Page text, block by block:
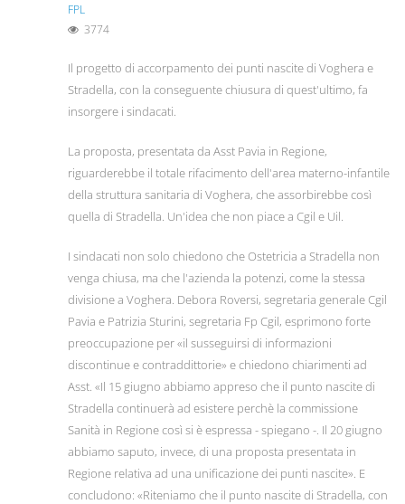
FPL
3774
Il progetto di accorpamento dei punti nascite di Voghera e
Stradella, con la conseguente chiusura di quest'ultimo, fa
insorgere i sindacati.
La proposta, presentata da Asst Pavia in Regione,
riguarderebbe il totale rifacimento dell'area materno-infantile
della struttura sanitaria di Voghera, che assorbirebbe così
quella di Stradella. Un'idea che non piace a Cgil e Uil.
I sindacati non solo chiedono che Ostetricia a Stradella non
venga chiusa, ma che l'azienda la potenzi, come la stessa
divisione a Voghera. Debora Roversi, segretaria generale Cgil
Pavia e Patrizia Sturini, segretaria Fp Cgil, esprimono forte
preoccupazione per «il susseguirsi di informazioni
discontinue e contraddittorie» e chiedono chiarimenti ad
Asst. «Il 15 giugno abbiamo appreso che il punto nascite di
Stradella continuerà ad esistere perchè la commissione
Sanità in Regione così si è espressa - spiegano -. Il 20 giugno
abbiamo saputo, invece, di una proposta presentata in
Regione relativa ad una unificazione dei punti nascite». E
concludono: «Riteniamo che il punto nascite di Stradella, con